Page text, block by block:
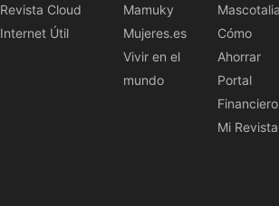
Revista Cloud
Internet Útil
Mamuky
Mujeres.es
Vivir en el
mundo
Cómo
Ahorrar
Portal
Financiero
Mi Revista